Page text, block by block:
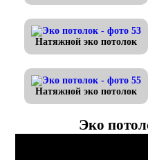
Натяжной эко потолок
Натяжной эко потолок
Эко